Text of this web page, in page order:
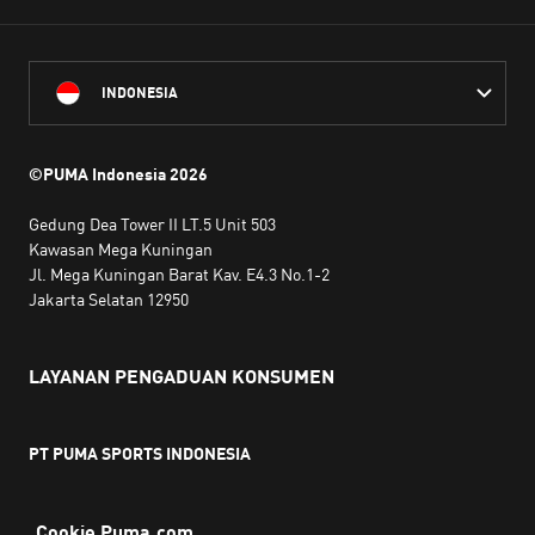
INDONESIA
©PUMA Indonesia2026
Gedung Dea Tower II LT.5 Unit 503
Kawasan Mega Kuningan
Jl. Mega Kuningan Barat Kav. E4.3 No.1-2
Jakarta Selatan 12950
LAYANAN PENGADUAN KONSUMEN
PT PUMA SPORTS INDONESIA
Email:service@sea.puma.com